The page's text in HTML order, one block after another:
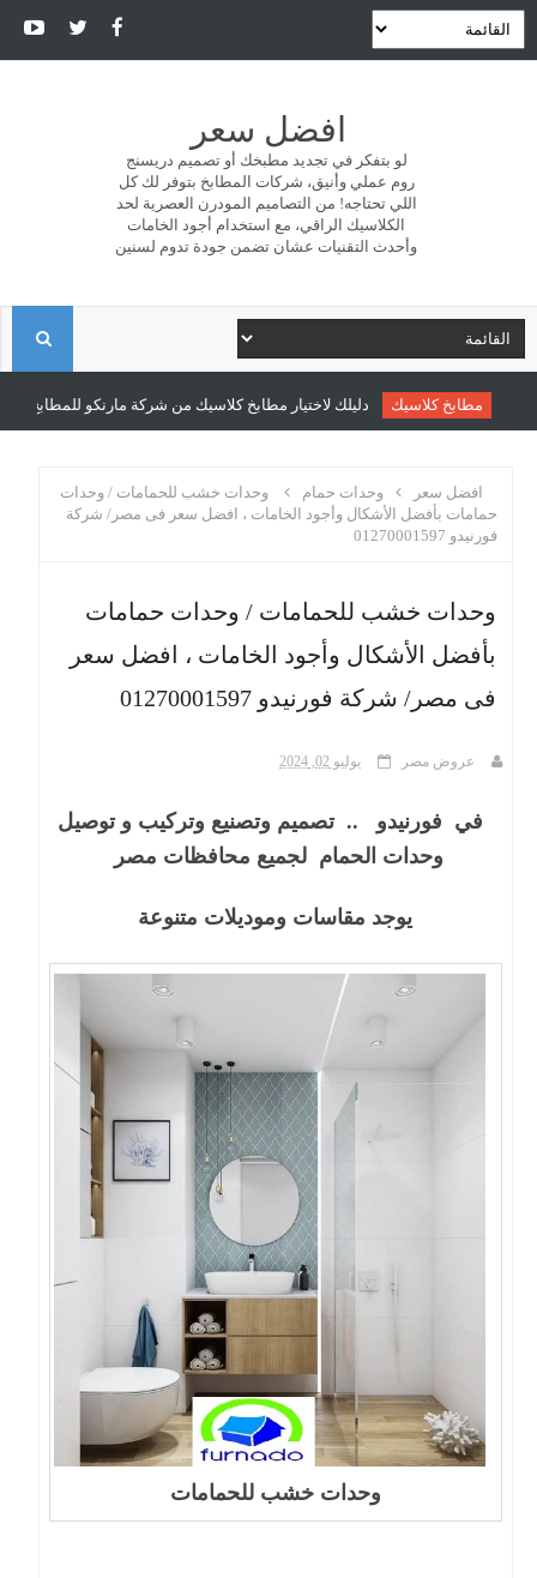
افضل سعر
لو بتفكر في تجديد مطبخك أو تصميم دريسنج
روم عملي وأنيق، شركات المطابخ بتوفر لك كل
اللي تحتاجه! من التصاميم المودرن العصرية لحد
الكلاسيك الراقي، مع استخدام أجود الخامات
وأحدث التقنيات عشان تضمن جودة تدوم لسنين
ا
مطابخ كلاسيك دليلك لاختيار مطابخ كلاسيك من شركة مارنكو للمطابخ
افضل سعر وحدات حمام
وحدات خشب للحمامات / وحدات
حمامات بأفضل الأشكال وأجود الخامات ، افضل سعر فى مصر/ شركة
فورنيدو 01270001597
وحدات خشب للحمامات / وحدات حمامات
بأفضل الأشكال وأجود الخامات ، افضل سعر
فى مصر/ شركة فورنيدو 01270001597
عروض مصر يوليو 02, 2024
في فورنيدو .. تصميم وتصنيع وتركيب و توصيل
وحدات الحمام لجميع محافظات مصر
يوجد مقاسات وموديلات متنوعة
وحدات خشب للحمامات